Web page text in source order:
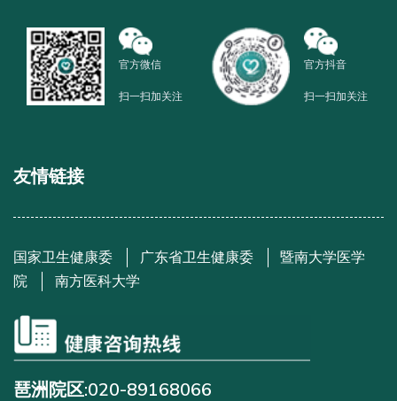
官方微信
扫一扫加关注
官方抖音
扫一扫加关注
友情链接
国家卫生健康委 广东省卫生健康委
暨南大学医学
院
南方医科大学
琶洲院区:020-89168066